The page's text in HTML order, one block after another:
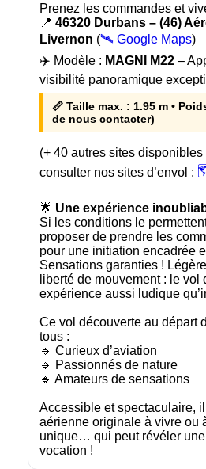
Prenez les commandes et
📍 46320 Durbans – (46)
Livernon (🛰️ Google Maps)
✈️ Modèle : MAGNI M22 –
visibilité panoramique
📏 Taille max. : 1.95 m •
de nous contacter)
(+ 40 autres sites
consulter nos sites d’envol :
🌟 Une expérience
Si les conditions le
proposer de prendre les
pour une initiation encadrée
Sensations garanties !
liberté de mouvement : le vol
expérience aussi ludique
Ce vol découverte au départ
tous :
🔹 Curieux d’aviation
🔹 Passionnés de nature
🔹 Amateurs de sensations
Accessible et spectaculaire,
aérienne originale à vivre ou
unique… qui peut révéler
vocation !